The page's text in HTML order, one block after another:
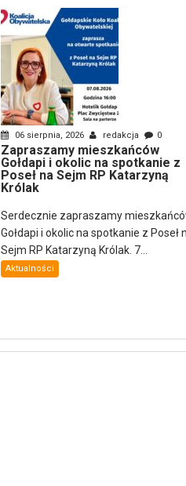
06 sierpnia, 2026 redakcja 0
Zapraszamy mieszkańców
Gołdapi i okolic na spotkanie z
Poseł na Sejm RP Katarzyną
Królak
Serdecznie zapraszamy
Gołdapi i okolic na spotkanie z Poseł
Sejm RP Katarzyną Królak. 7...
Aktualności